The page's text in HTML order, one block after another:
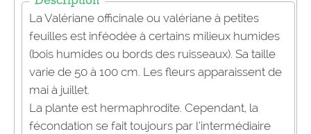
La Valériane officinale ou valériane à petites
feuilles est inféodée à certains milieux humides
(bois humides ou bords des ruisseaux). Sa taille
varie de 50 à 100 cm. Les fleurs apparaissent de
mai à juillet.
La plante est hermaphrodite. Cependant, la
fécondation se fait toujours par l’intermédiaire